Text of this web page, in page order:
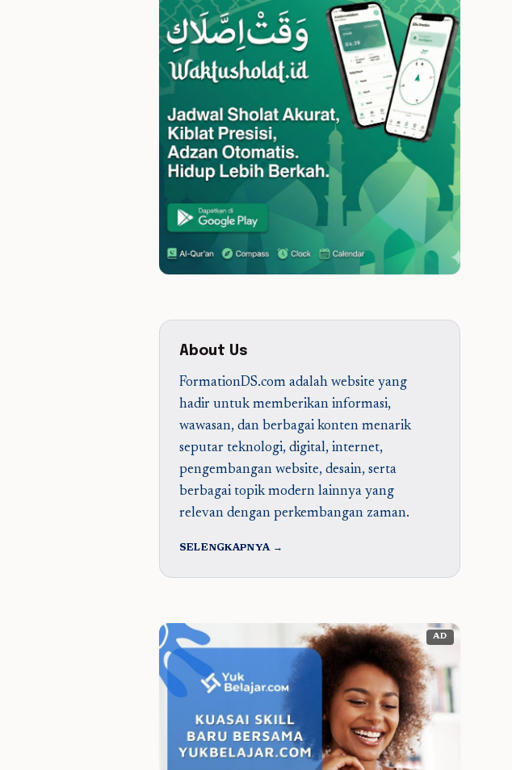
About Us
FormationDS.com adalah website yang
hadir untuk memberikan informasi,
wawasan, dan berbagai konten menarik
seputar teknologi, digital, internet,
pengembangan website, desain, serta
berbagai topik modern lainnya yang
relevan dengan perkembangan zaman.
SELENGKAPNYA →
AD